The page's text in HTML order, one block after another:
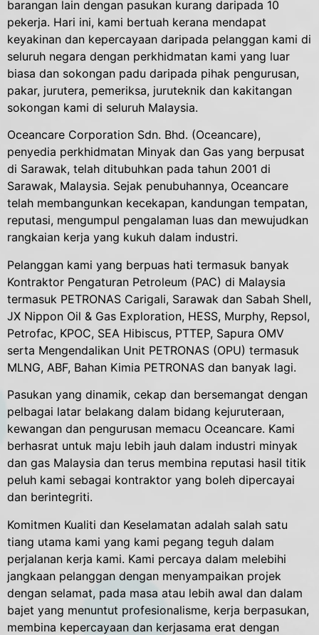
barangan lain dengan pasukan kurang daripada 10
pekerja. Hari ini, kami bertuah kerana mendapat
keyakinan dan kepercayaan daripada pelanggan kami di
seluruh negara dengan perkhidmatan kami yang luar
biasa dan sokongan padu daripada pihak pengurusan,
pakar, jurutera, pemeriksa, juruteknik dan kakitangan
sokongan kami di seluruh Malaysia.
Oceancare Corporation Sdn. Bhd. (Oceancare),
penyedia perkhidmatan Minyak dan Gas yang berpusat
di Sarawak, telah ditubuhkan pada tahun 2001 di
Sarawak, Malaysia. Sejak penubuhannya, Oceancare
telah membangunkan kecekapan, kandungan tempatan,
reputasi, mengumpul pengalaman luas dan mewujudkan
rangkaian kerja yang kukuh dalam industri.
Pelanggan kami yang berpuas hati termasuk banyak
Kontraktor Pengaturan Petroleum (PAC) di Malaysia
termasuk PETRONAS Carigali, Sarawak dan Sabah Shell,
JX Nippon Oil & Gas Exploration, HESS, Murphy, Repsol,
Petrofac, KPOC, SEA Hibiscus, PTTEP, Sapura OMV
serta Mengendalikan Unit PETRONAS (OPU) termasuk
MLNG, ABF, Bahan Kimia PETRONAS dan banyak lagi.
Pasukan yang dinamik, cekap dan bersemangat dengan
pelbagai latar belakang dalam bidang kejuruteraan,
kewangan dan pengurusan memacu Oceancare. Kami
berhasrat untuk maju lebih jauh dalam industri minyak
dan gas Malaysia dan terus membina reputasi hasil titik
peluh kami sebagai kontraktor yang boleh dipercayai
dan berintegriti.
Komitmen Kualiti dan Keselamatan adalah salah satu
tiang utama kami yang kami pegang teguh dalam
perjalanan kerja kami. Kami percaya dalam melebihi
jangkaan pelanggan dengan menyampaikan projek
dengan selamat, pada masa atau lebih awal dan dalam
bajet yang menuntut profesionalisme, kerja berpasukan,
membina kepercayaan dan kerjasama erat dengan